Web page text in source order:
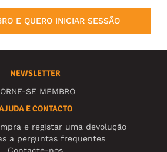
E QUERO INICIAR SESSÃO
NEWSLETTER
SE MEMBRO
E CONTACTO
e registar uma devolução
a perguntas frequentes